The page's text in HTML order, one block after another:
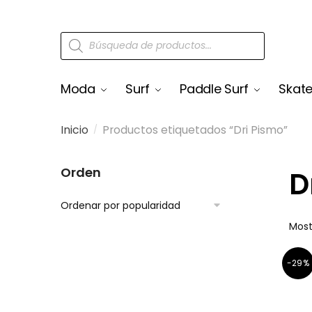
Moda Surf Paddle Surf
Inicio / Productos etiquetados “Dri Pismo”
-29%
Orden